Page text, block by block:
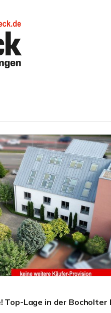
Top-Lage in der